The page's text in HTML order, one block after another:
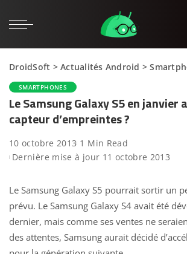
DroidSoft >Actualités Android >
SMARTPHONES
Le Samsung Galaxy S5 en janvier
capteur d’empreintes ?
10 octobre 2013 1 Min Read
Dernière mise à jour 11 octobre 2013
Le Samsung Galaxy S5 pourrait sortir un
prévu. Le Samsung Galaxy S4 avait été
dernier, mais comme ses ventes ne
des attentes, Samsung aurait décidé